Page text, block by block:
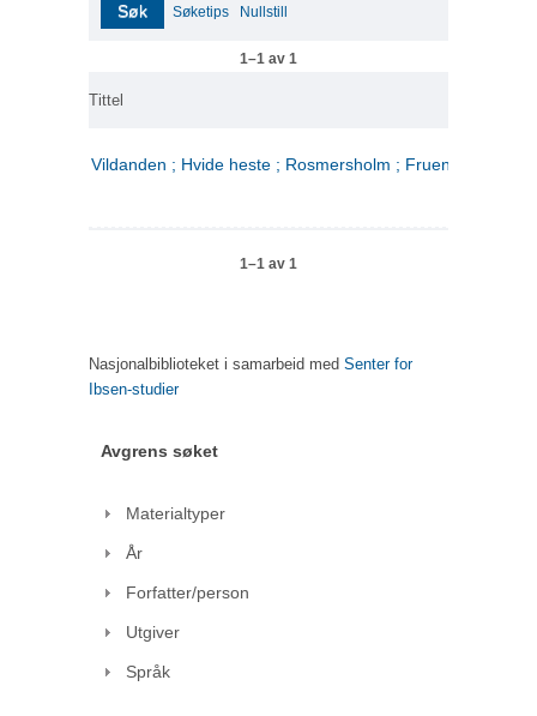
Søk Søketips Nullstill
1–1 av 1
Tittel
Vildanden ; Hvide heste ; Rosmersholm ; Fruen fra havet
1–1 av 1
Nasjonalbiblioteket i samarbeid med Senter for
Ibsen-studier
Avgrens søket
Materialtyper
År
Forfatter/person
Utgiver
Språk